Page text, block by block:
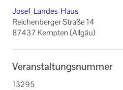
Josef-Landes-Haus
Reichenberger Straße 14
87437 Kempten (Allgäu)
Veranstaltungsnummer
13295